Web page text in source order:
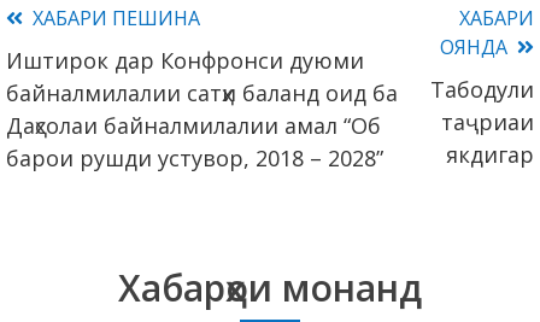
Read
more
articles
ХАБАРИ ПЕШИНА
Иштирок дар Конфронси дуюми
байналмилалии сатҳи баланд оид ба
Даҳсолаи байналмилалии амал “Об
барои рушди устувор, 2018 – 2028”
ХАБАРИ
ОЯНДА
Табодули
таҷриаи
якдигар
Хабарҳои монанд